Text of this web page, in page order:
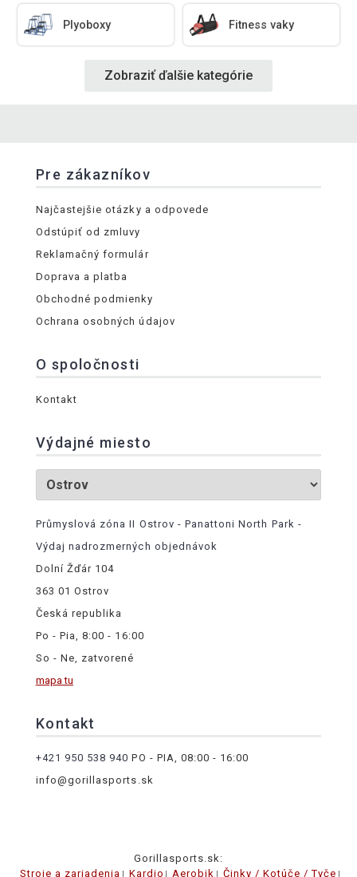
Plyoboxy Fitness vaky
Zobraziť ďalšie kategórie
Pre zákazníkov
Najčastejšie otázky a odpovede
Odstúpiť od zmluvy
Reklamačný formulár
Doprava a platba
Obchodné podmienky
Ochrana osobných údajov
O spoločnosti
Kontakt
Výdajné miesto
Průmyslová zóna II Ostrov - Panattoni North Park -
Výdaj nadrozmerných objednávok
Dolní Žďár 104
363 01 Ostrov
Česká republika
Po - Pia, 8:00 - 16:00
So - Ne, zatvorené
mapa tu
Kontakt
+421 950 538 940 PO - PIA, 08:00 - 16:00
info@gorillasports.sk
Gorillasports.sk:
Stroje a zariadenia
Kardio Aerobik Činky / Kotúče / Tyče